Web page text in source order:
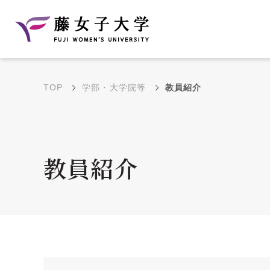
学部・学科の教育目的
大学院の教育目的
TOP 学部・大学院等 教員紹介
教員紹介